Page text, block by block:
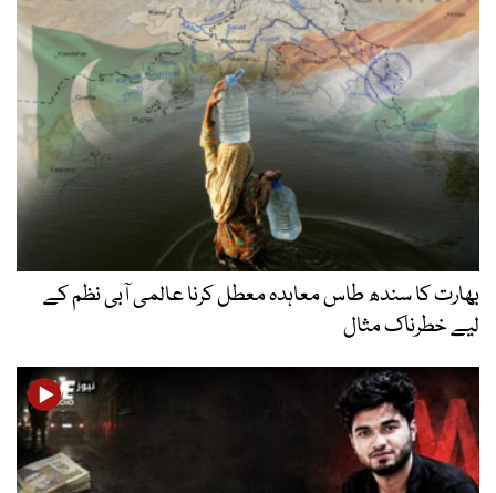
بھارت کا سندھ طاس معاہدہ معطل کرنا عالمی آبی نظم کے
لیے خطرناک مثال